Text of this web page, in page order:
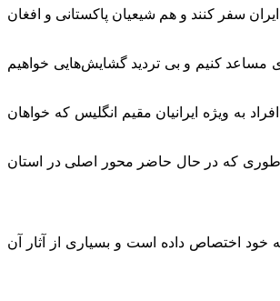
سفر کنند و هم شیعیان پاکستانی و افغان
کنیم و بی تردید گشایش‌هایی خواهیم
به ویژه ایرانیان مقیم انگلیس که خواهان
طوری که در حال حاضر محور اصلی در استان
خود اختصاص داده است و بسیاری از آثار آن